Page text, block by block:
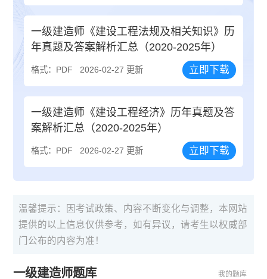
一级建造师《建设工程法规及相关知识》历
年真题及答案解析汇总（2020-2025年）
格式：PDF 2026-02-27 更新 立即下载
一级建造师《建设工程经济》历年真题及答
案解析汇总（2020-2025年）
格式：PDF 2026-02-27 更新 立即下载
温馨提示：因考试政策、内容不断变化与调整，本网站
提供的以上信息仅供参考，如有异议，请考生以权威部
门公布的内容为准！
一级建造师题库 我的题库